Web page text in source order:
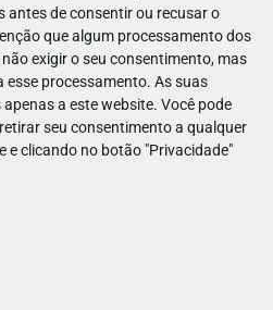
antes de consentir ou recusar o
que algum processamento dos
exigir o seu consentimento, mas
esse processamento. As suas
a este website. Você pode
seu consentimento a qualquer
e clicando no botão "Privacidade"